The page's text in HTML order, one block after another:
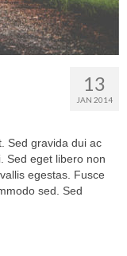
13
JAN 2014
Sed gravida dui ac
Sed eget libero non
egestas. Fusce
sed. Sed